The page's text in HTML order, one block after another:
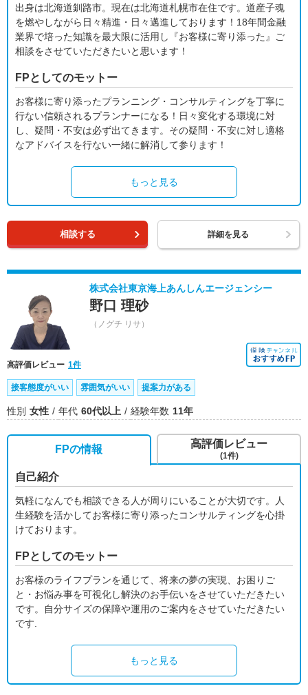
出身は北海道釧路市。現在は北海道札幌市在住です。道産子魂
を燃やしながら日々精進・日々邁進しております！18年間金融
業界で培った知識を最大限に活用し『お客様に寄り添った』ご
相談をさせていただきたいと思います！
FPとしてのモットー
お客様に寄り添ったプランニング・コンサルティングを丁寧に
行ない信頼されるプランナーになる！日々変化する環境に対
し、疑問・不安は必ず出てきます。その疑問・不安に対し適格
なアドバイスを行ない一緒に解消して参ります！
もっと見る
相談する 詳細を見る
株式会社東京海上あんしんエージェンシー
野口 理砂
（ノグチ リサ）
高評価レビュー 1件
接客態度がいい 雰囲気がいい 提案力がある
性別 女性 年代 60代以上 経験年数 11年
FPの情報
自己紹介
気軽になんでも相談できる人が周りにいることが大切です。人
生経験を活かしてお客様に寄り添ったコンサルティングを心掛
けております。
FPとしてのモットー
お客様のライフプランを通じて、将来の夢の実現、お困りご
と・お悩み事を可視化し解決のお手伝いをさせていただきたい
です。自分サイズの保障や運用のご案内をさせていただきたい
です.
もっと見る
高評価レビュー
(1件)